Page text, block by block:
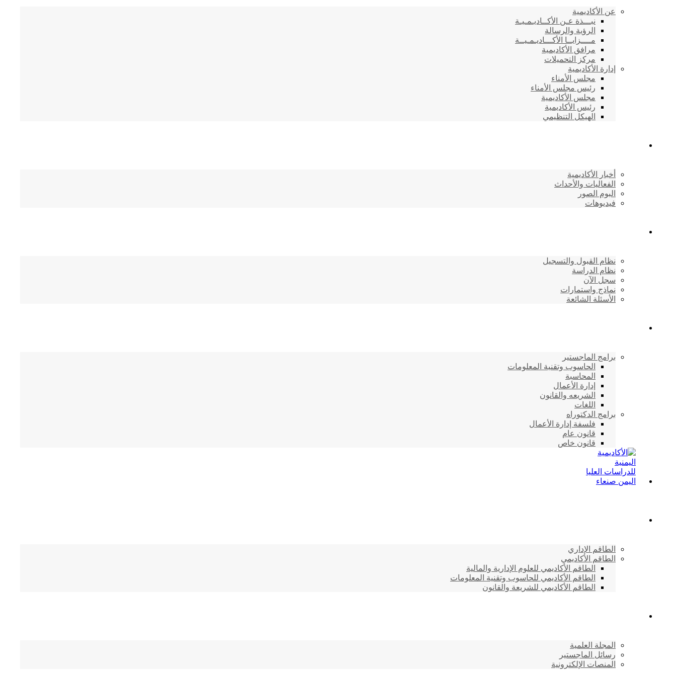
عن الأكاديمية
نبـــذة عـن الأكــاديـمـيـة
الرؤية والرسالة
مــــزايــا الأكـــاديـمـيــة
مرافق الأكاديمية
مركز التحميلات
إدارة الأكاديمية
مجلس الأمناء
رئيس مجلس الأمناء
مجلس الأكاديمية
رئيس الأكاديمية
الهيكل التنظيمي
أخبار الأكاديمية
الفعاليات والأحداث
البوم الصور
فيديوهات
نظام القبول والتسجيل
نظام الدراسة
سجل الآن
نماذج واستمارات
الأسئلة الشائعة
برامج الماجستير
الحاسوب وتقنية المعلومات
المحاسبة
إدارة الأعمال
الشريعه والقانون
اللغات
برامج الدكتوراه
فلسفة إدارة الأعمال
قانون عام
قانون خاص
الطاقم الإداري
الطاقم الأكاديمي
الطاقم الأكاديمي للعلوم الإدارية والمالية
الطاقم الأكاديمي للحاسوب وتقنية المعلومات
الطاقم الأكاديمي للشريعة والقانون
المجلة العلمية
رسائل الماجستير
المنصات الإلكترونية